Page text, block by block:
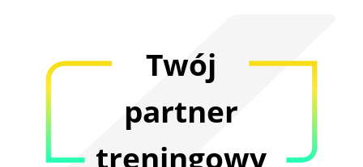
Twój
partner
treningowy